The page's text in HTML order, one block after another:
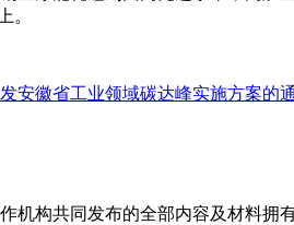
。
安徽省工业领域碳达峰实施方案的
机构共同发布的全部内容及材料拥